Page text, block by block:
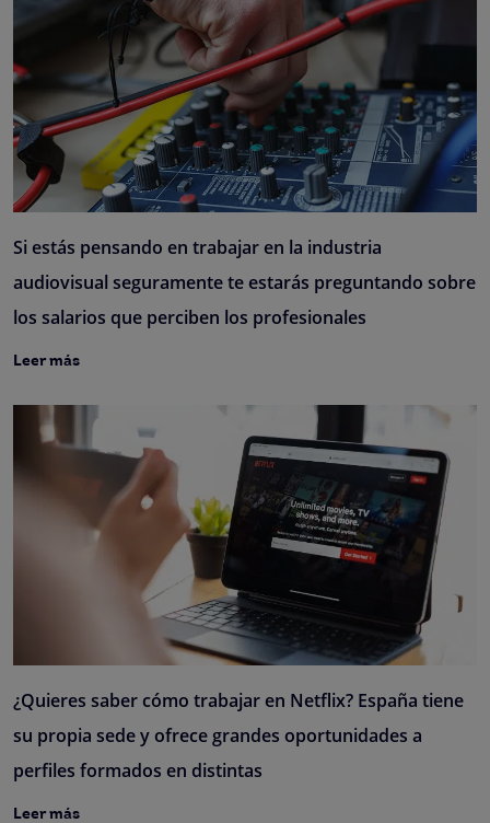
Si estás pensando en trabajar en la industria
audiovisual seguramente te estarás preguntando sobre
los salarios que perciben los profesionales
Leer más
¿Quieres saber cómo trabajar en Netflix? España tiene
su propia sede y ofrece grandes oportunidades a
perfiles formados en distintas
Leer más